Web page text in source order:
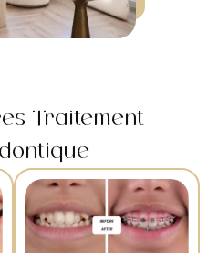
Traitement